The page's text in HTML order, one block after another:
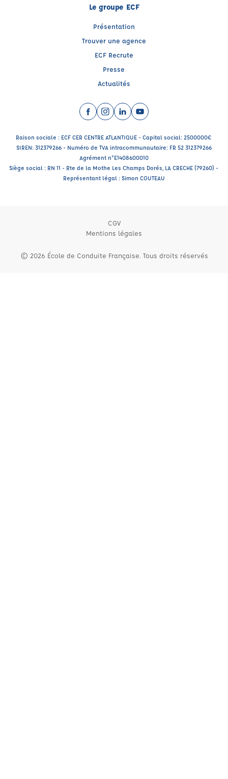
Le groupe ECF
Présentation
Trouver une agence
ECF Recrute
Presse
Actualités
Facebook (nouvelle fenêtre)
Instagram (nouvelle fenêtre)
LinkedIn (nouvelle fenêtre)
YouTube (nouvelle
Raison sociale : ECF CER CENTRE ATLANTIQUE - Capital social: 2500000€
SIREN: 312379266 - Numéro de TVA intracommunautaire: FR 52 312379266
Agrément n°E1408600010
Siège social : RN 11 - Rte de la Mothe Les Champs Dorés, LA CRECHE (79260) -
Représentant légal : Simon COUTEAU
CGV
Mentions légales
© 2026 École de Conduite Française. Tous droits réservés